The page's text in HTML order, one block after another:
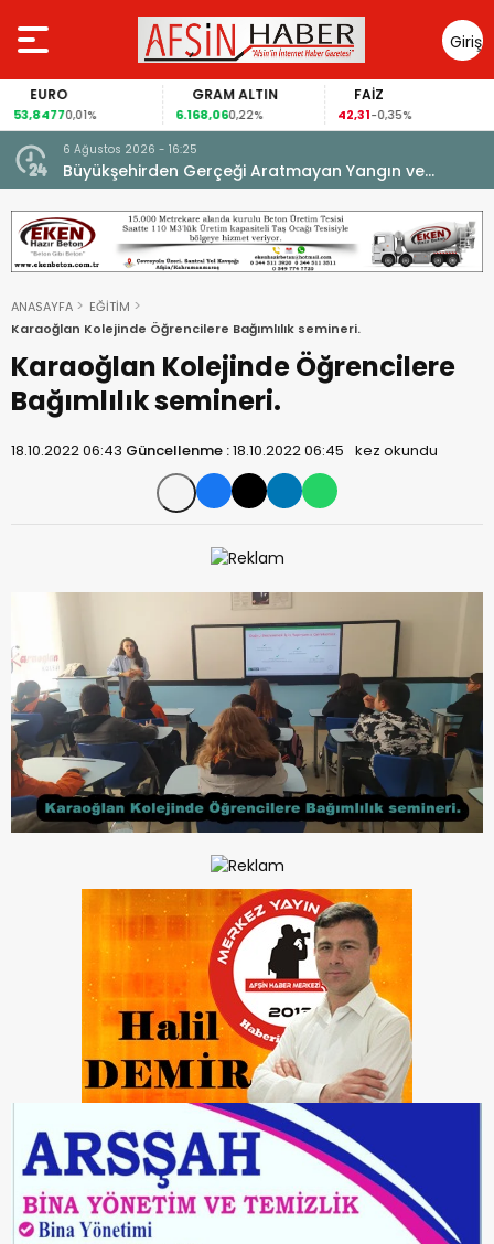
Giriş
Yap
EURO
53,84770,01%
GRAM ALTIN
6.168,060,22%
FAİZ
42,31-0,35%
6 Ağustos 2026 - 16:25
Büyükşehirden Gerçeği Aratmayan Yangın ve
Kurtarma Tatbikatı.
ANASAYFA
EĞİTİM
Karaoğlan Kolejinde Öğrencilere Bağımlılık semineri.
Karaoğlan Kolejinde Öğrencilere
Bağımlılık semineri.
18.10.2022 06:43 Güncellenme :18.10.2022 06:45 kez okundu